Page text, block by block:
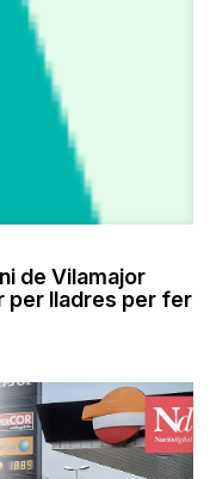
de Vilamajor
per lladres per fer